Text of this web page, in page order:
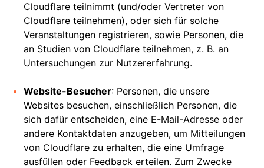
Cloudflare teilnimmt (und/oder Vertreter von
Cloudflare teilnehmen), oder sich für solche
Veranstaltungen registrieren, sowie Personen, die
an Studien von Cloudflare teilnehmen, z. B. an
Untersuchungen zur Nutzererfahrung.
Website-Besucher: Personen, die unsere
Websites besuchen, einschließlich Personen, die
sich dafür entscheiden, eine E-Mail-Adresse oder
andere Kontaktdaten anzugeben, um Mitteilungen
von Cloudflare zu erhalten, die eine Umfrage
ausfüllen oder Feedback erteilen. Zum Zwecke